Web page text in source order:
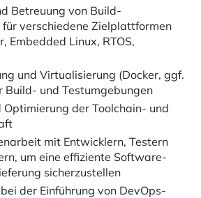
Betreuung von Build-
verschiedene Zielplattformen
Embedded Linux, RTOS,
und Virtualisierung (Docker, ggf.
Build- und Testumgebungen
Optimierung der Toolchain- und
mit Entwicklern, Testern
um eine effiziente Software-
sicherzustellen
der Einführung von DevOps-